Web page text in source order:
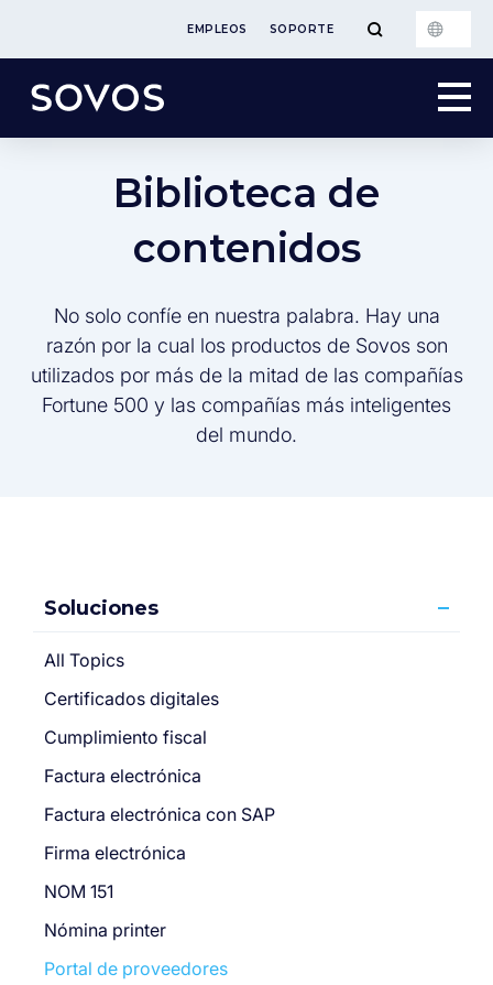
EMPLEOS SOPORTE
Biblioteca de
contenidos
No solo confíe en nuestra palabra. Hay una
razón por la cual los productos de Sovos son
utilizados por más de la mitad de las compañías
Fortune 500 y las compañías más inteligentes
del mundo.
Soluciones
All Topics
Certificados digitales
Cumplimiento fiscal
Factura electrónica
Factura electrónica con SAP
Firma electrónica
NOM 151
Nómina printer
Portal de proveedores